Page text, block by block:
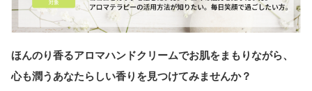
ほんのり香るアロマハンドクリームでお肌をまもりながら、
心も潤うあなたらしい香りを見つけてみませんか？